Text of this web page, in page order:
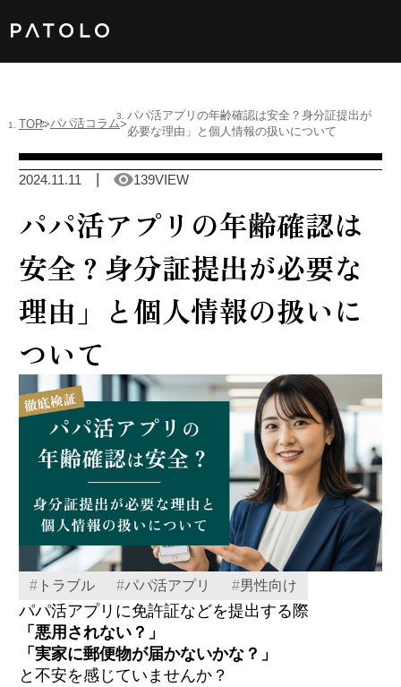
男性TOP
加盟店TOP
ABOUT US
TOP パパ活コラム
パパ活アプリの年齢確認は安全？身分証提出が
必要な理由」と個人情報の扱いについて
2024.11.11 139VIEW
パパ活アプリの年齢確認は
安全？身分証提出が必要な
理由」と個人情報の扱いに
ついて
#トラブル #パパ活アプリ #男性向け
パパ活アプリに免許証などを提出する際
「悪用されない？」
「実家に郵便物が届かないかな？」
と不安を感じていませんか？